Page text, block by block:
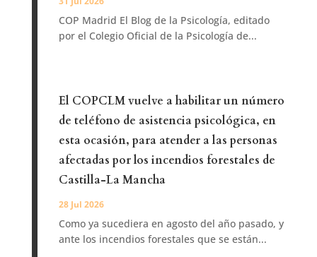
COP Madrid El Blog de la Psicología, editado
por el Colegio Oficial de la Psicología de...
El COPCLM vuelve a habilitar un número
de teléfono de asistencia psicológica, en
esta ocasión, para atender a las personas
afectadas por los incendios forestales de
Castilla-La Mancha
28 Jul 2026
Como ya sucediera en agosto del año pasado, y
ante los incendios forestales que se están...